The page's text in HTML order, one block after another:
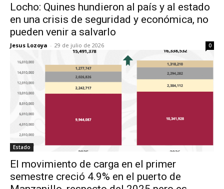
Locho: Quines hundieron al país y al estado
en una crisis de seguridad y económica, no
pueden venir a salvarlo
Jesus Lozoya - 29 de julio de 2026 0
Estado
El movimiento de carga en el primer
semestre creció 4.9% en el puerto de